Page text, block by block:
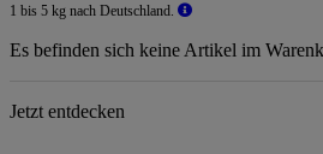
1 bis 5 kg nach Deutschland.
Es befinden sich keine Artikel im
Jetzt entdecken